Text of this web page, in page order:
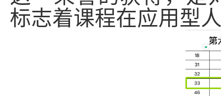
标志着课程在应用型